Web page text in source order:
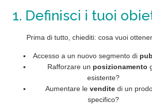
1. Definisci i tuoi
Prima di tutto, chiediti: cosa vuoi
Accesso a un nuovo segmento di
Rafforzare un posizionamento
esistente?
Aumentare levendite di un
specifico?